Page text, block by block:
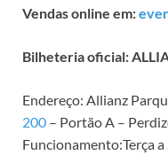
Vendas online em:
Bilheteria oficial:
Endereço: Allianz
200 – Portão A –
Funcionamento:Terça